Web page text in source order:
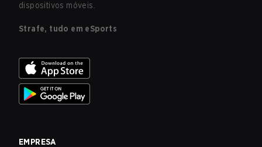
dispositivos móveis.
Strafe, tudo em eSports
EMPRESA